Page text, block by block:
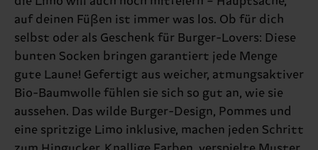
auf deinen Füßen ist immer was los. Ob für dich
selbst oder als Geschenk für Burger-Lovers: Diese
bunten Socken bringen garantiert jede Menge
gute Laune! Gefertigt aus weicher, atmungsaktiver
Bio-Baumwolle fühlen sie sich so gut an, wie sie
aussehen. Das wilde Burger-Design, Pommes und
eine spritzige Limo inklusive, machen jeden Schritt